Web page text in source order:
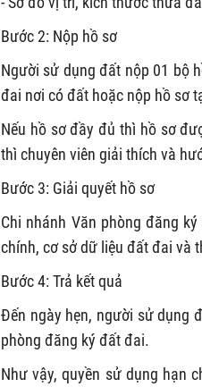
Bước 2: Nộp hồ sơ
Người sử dụng đất nộp 01 bộ
đai nơi có đất hoặc nộp hồ sơ
Nếu hồ sơ đầy đủ thì hồ sơ
thì chuyên viên giải thích và
Bước 3: Giải quyết hồ sơ
Chi nhánh Văn phòng đăng
chính, cơ sở dữ liệu đất đai và
Bước 4: Trả kết quả
Đến ngày hẹn, người sử dụng
phòng đăng ký đất đai.
Như vậy, quyền sử dụng hạn